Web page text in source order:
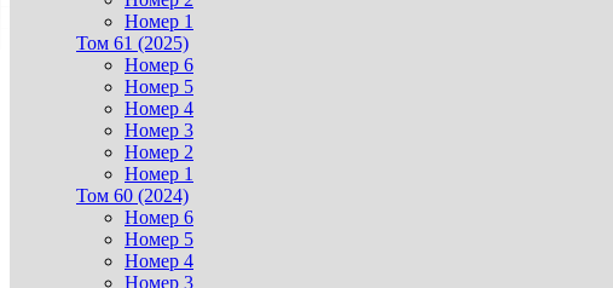
Номер 1
Том 61 (2025)
Номер 6
Номер 5
Номер 4
Номер 3
Номер 2
Номер 1
Том 60 (2024)
Номер 6
Номер 5
Номер 4
Номер 3